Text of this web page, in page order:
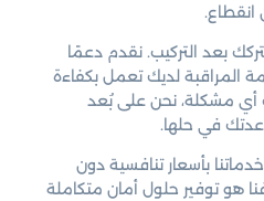
بعد التركيب. نقدم دعمًا
المراقبة لديك تعمل بكفاءة
أي مشكلة، نحن على بُعد
في حلها.
بأسعار تنافسية دون
هو توفير حلول أمان متكاملة